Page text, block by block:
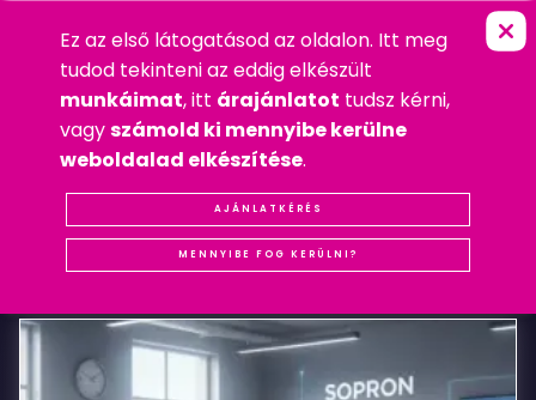
OPRONI DARAZSA P RT
FŐOLDAL
MOBIL
2020. AUGUSZTUS 1. SZOMBAT
MOBIL
,
WEBDESIGN
#REFERENCIA
#SOPRON
Darazsak
KAPCSOLÓDÓBEJEGYZÉSEK
Ez az első látogatásod az oldalon. Itt meg
tudod tekinteni az eddig elkészült
munkáimat, itt árajánlatot tudsz kérni,
vagyszámold ki mennyibe kerülne
weboldalad elkészítése.
AJÁNLATKÉRÉS
MENNYIBE FOG KERÜLNI?